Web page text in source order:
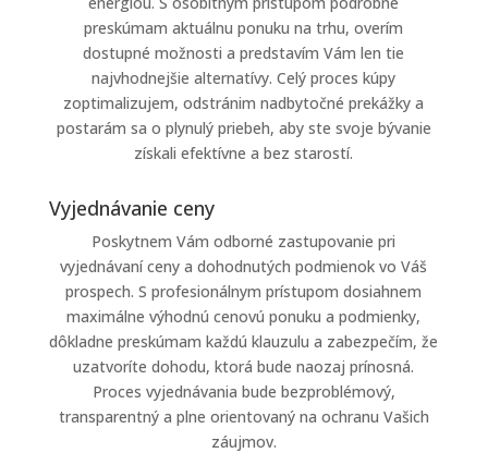
preskúmam aktuálnu ponuku na trhu, overím
dostupné možnosti a predstavím Vám len tie
najvhodnejšie alternatívy. Celý proces kúpy
zoptimalizujem, odstránim nadbytočné prekážky a
postarám sa o plynulý priebeh, aby ste svoje bývanie
získali efektívne a bez starostí.
Vyjednávanie ceny
Poskytnem Vám odborné zastupovanie pri
vyjednávaní ceny a dohodnutých podmienok vo Váš
prospech. S profesionálnym prístupom dosiahnem
maximálne výhodnú cenovú ponuku a podmienky,
dôkladne preskúmam každú klauzulu a zabezpečím, že
uzatvoríte dohodu, ktorá bude naozaj prínosná.
Proces vyjednávania bude bezproblémový,
transparentný a plne orientovaný na ochranu Vašich
záujmov.